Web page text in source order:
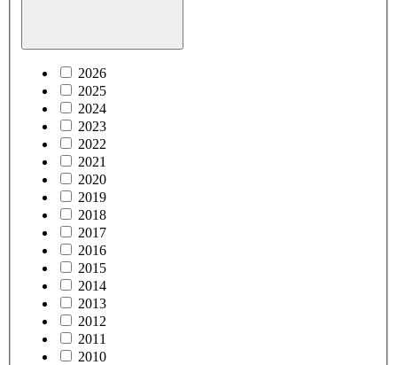
2026
2025
2024
2023
2022
2021
2020
2019
2018
2017
2016
2015
2014
2013
2012
2011
2010